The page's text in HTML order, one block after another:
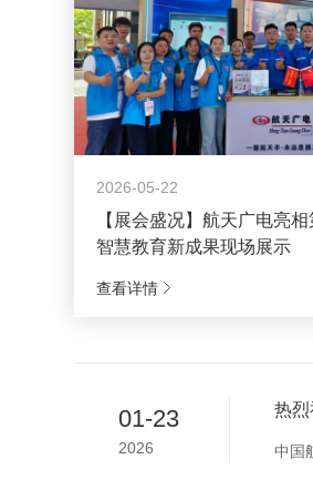
2026-05-22
【展会盛况】航天广电亮
智慧教育新成果现场展示
查看详情
01-23
2026
热烈
中国